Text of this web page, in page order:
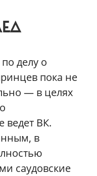
делу о
пока не
— в целях
ведет ВК.
в
саудовские